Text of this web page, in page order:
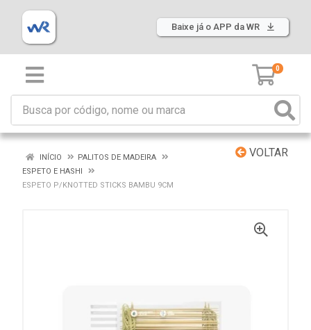
Baixe já o APP da WR
0
VOLTAR
INÍCIO
PALITOS DE MADEIRA
ESPETO E HASHI
ESPETO P/KNOTTED STICKS BAMBU 9CM